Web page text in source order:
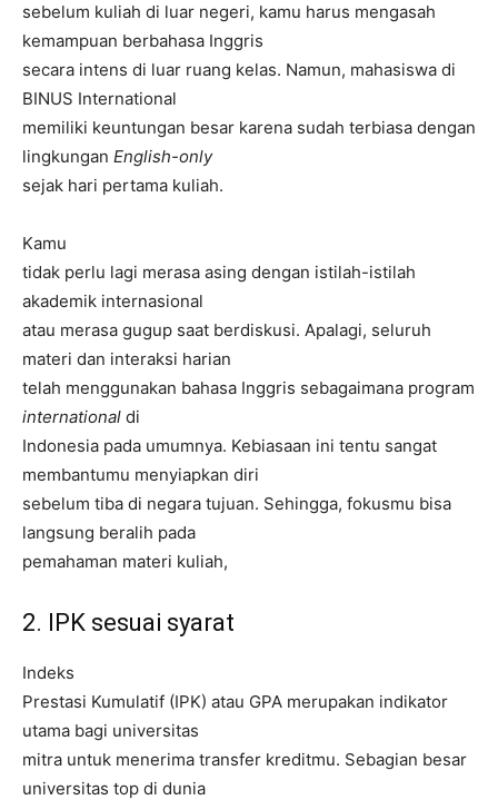
sebelum kuliah di luar negeri, kamu harus mengasah
kemampuan berbahasa Inggris
secara intens di luar ruang kelas. Namun, mahasiswa di
BINUS International
memiliki keuntungan besar karena sudah terbiasa dengan
lingkungan English-only
sejak hari pertama kuliah.
Kamu
tidak perlu lagi merasa asing dengan istilah-istilah
akademik internasional
atau merasa gugup saat berdiskusi. Apalagi, seluruh
materi dan interaksi harian
telah menggunakan bahasa Inggris sebagaimana program
international di
Indonesia pada umumnya. Kebiasaan ini tentu sangat
membantumu menyiapkan diri
sebelum tiba di negara tujuan. Sehingga, fokusmu bisa
langsung beralih pada
pemahaman materi kuliah,
2. IPK sesuai syarat
Indeks
Prestasi Kumulatif (IPK) atau GPA merupakan indikator
utama bagi universitas
mitra untuk menerima transfer kreditmu. Sebagian besar
universitas top di dunia